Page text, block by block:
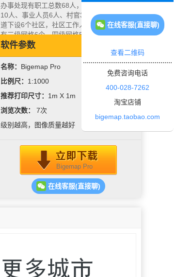
办事处现有职工总数68人，其中国家公务员
10人、事业人员6人、村官3人、工人3人，街
道下设6个社区，社区工作人员46人。辖区设
有三级网格6个，四级网格52个；网格长6
名，网格员46名。办事处地处城乡结合部，
辖区交通便利，商业发达，城市建设快速发
展。
软件参数
名称： Bigemap Pro
比例尺： 1:1000
推荐打印尺寸： 1m X 1m
浏览次数： 7次
级别越高，图像质量越好
Bigemap Pro
在线客服(直接聊)
在线客服(直接聊)
查看二维码
免费咨询电话
400-028-7262
淘宝店铺
bigemap.taobao.com